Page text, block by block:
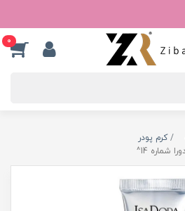
0
کرم پودر